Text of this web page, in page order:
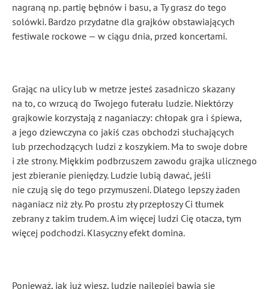
nagraną np. partię bębnów i basu, a Ty grasz do tego
solówki. Bardzo przydatne dla grajków obstawiających
festiwale rockowe — w ciągu dnia, przed koncertami.
Grając na ulicy lub w metrze jesteś zasadniczo skazany
na to, co wrzucą do Twojego futerału ludzie. Niektórzy
grajkowie korzystają z naganiaczy: chłopak gra i śpiewa,
a jego dziewczyna co jakiś czas obchodzi słuchających
lub przechodzących ludzi z koszykiem. Ma to swoje dobre
i złe strony. Miękkim podbrzuszem zawodu grajka ulicznego
jest zbieranie pieniędzy. Ludzie lubią dawać, jeśli
nie czują się do tego przymuszeni. Dlatego lepszy żaden
naganiacz niż zły. Po prostu zły przepłoszy Ci tłumek
zebrany z takim trudem. A im więcej ludzi Cię otacza, tym
więcej podchodzi. Klasyczny efekt domina.
Ponieważ, jak już wiesz, ludzie najlepiej bawią się